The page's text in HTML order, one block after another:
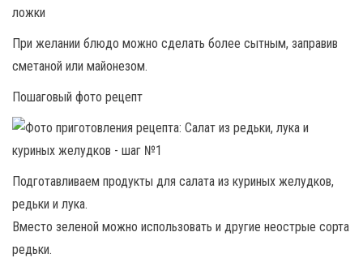
ложки
При желании блюдо можно сделать более сытным, заправив
сметаной или майонезом.
Пошаговый фото рецепт
Подготавливаем продукты для салата из куриных желудков,
редьки и лука.
Вместо зеленой можно использовать и другие неострые сорта
редьки.